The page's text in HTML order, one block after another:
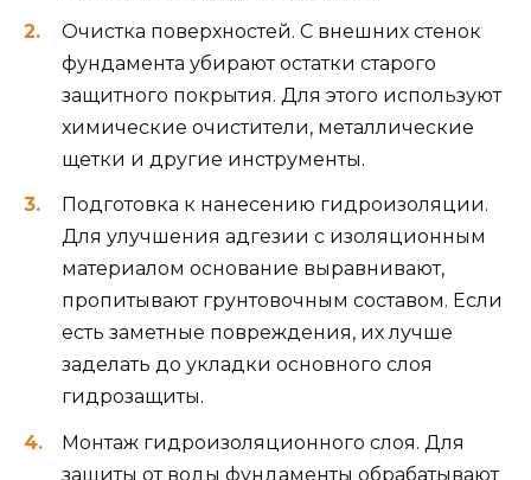
Очистка поверхностей. С внешних стенок
фундамента убирают остатки старого
защитного покрытия. Для этого используют
химические очистители, металлические
щетки и другие инструменты.
Подготовка к нанесению гидроизоляции.
Для улучшения адгезии с изоляционным
материалом основание выравнивают,
пропитывают грунтовочным составом. Если
есть заметные повреждения, их лучше
заделать до укладки основного слоя
гидрозащиты.
Монтаж гидроизоляционного слоя. Для
защиты от воды фундаменты обрабатывают